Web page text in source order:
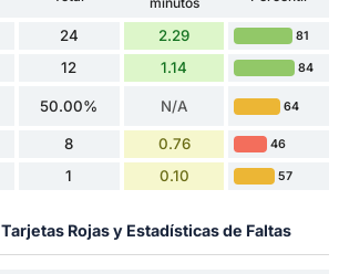
24 2.29 81
12 1.14 84
50.00% N/A 64
8 0.76 46
1 0.10 57
Rojas y Estadísticas de Faltas